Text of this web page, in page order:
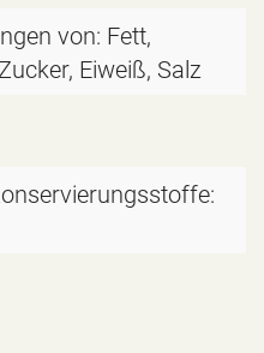
von: Fett,
Eiweiß, Salz